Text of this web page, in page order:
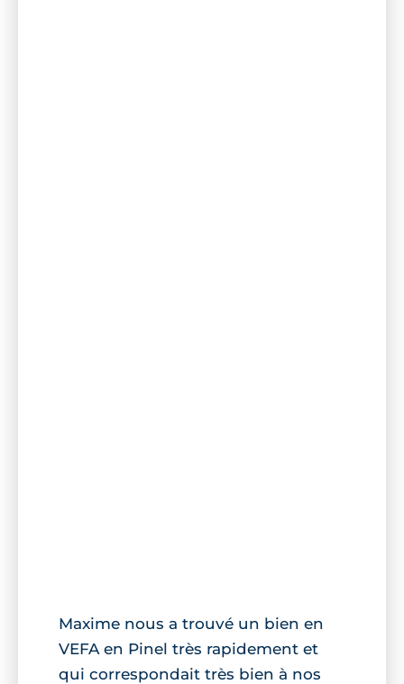
Maxime nous a trouvé un bien en
VEFA en Pinel très rapidement et
qui correspondait très bien à nos